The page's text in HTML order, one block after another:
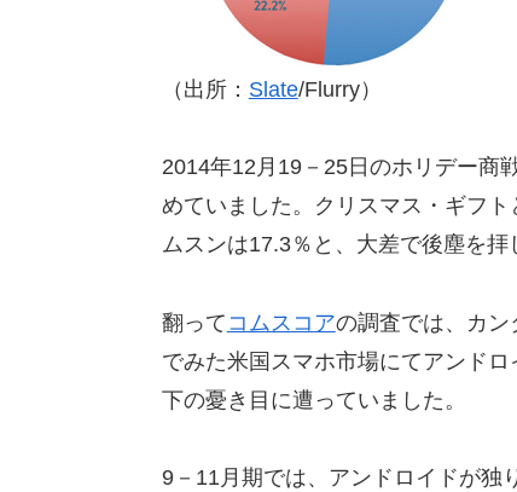
（出所： Slate/Flurry）
2014年12月19－25日のホリデー商
めていました。クリスマス・ギフ
ムスンは17.3％と、大差で後塵を拝
翻って コムスコアの調査では、カ
でみた米国スマホ市場にてアンド
下の憂き目に遭っていました。
9－11月期では、アンドロイドが独